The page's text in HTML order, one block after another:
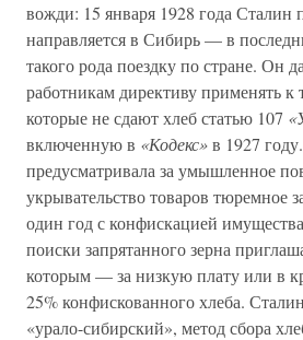
вожди: 15 января 1928 года Сталин
направляется в Сибирь — в
такого рода поездку по стране. Он
работникам директиву применять к
которые не сдают хлеб статью 107
включенную в «Кодекс»в 1927
предусматривала за умышленное
укрывательство товаров тюремное
один год с конфискацией
поиски запрятанного зерна
которым — за низкую плату или в
25% конфискованного хлеба.
«урало-сибирский», метод сбора